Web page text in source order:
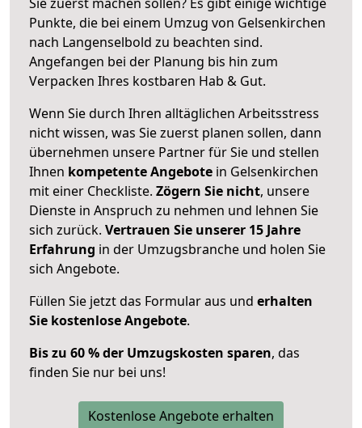
Punkte, die bei einem Umzug von Gelsenkirchen
nach Langenselbold zu beachten sind.
Angefangen bei der Planung bis hin zum
Verpacken Ihres kostbaren Hab & Gut.
Wenn Sie durch Ihren alltäglichen Arbeitsstress
nicht wissen, was Sie zuerst planen sollen, dann
übernehmen unsere Partner für Sie und stellen
Ihnen kompetente Angebote in Gelsenkirchen
mit einer Checkliste. Zögern Sie nicht, unsere
Dienste in Anspruch zu nehmen und lehnen Sie
sich zurück. Vertrauen Sie unserer 15 Jahre
Erfahrung in der Umzugsbranche und holen Sie
sich Angebote.
Füllen Sie jetzt das Formular aus und erhalten
Sie kostenlose Angebote.
Bis zu 60 % der Umzugskosten sparen, das
finden Sie nur bei uns!
Kostenlose Angebote erhalten